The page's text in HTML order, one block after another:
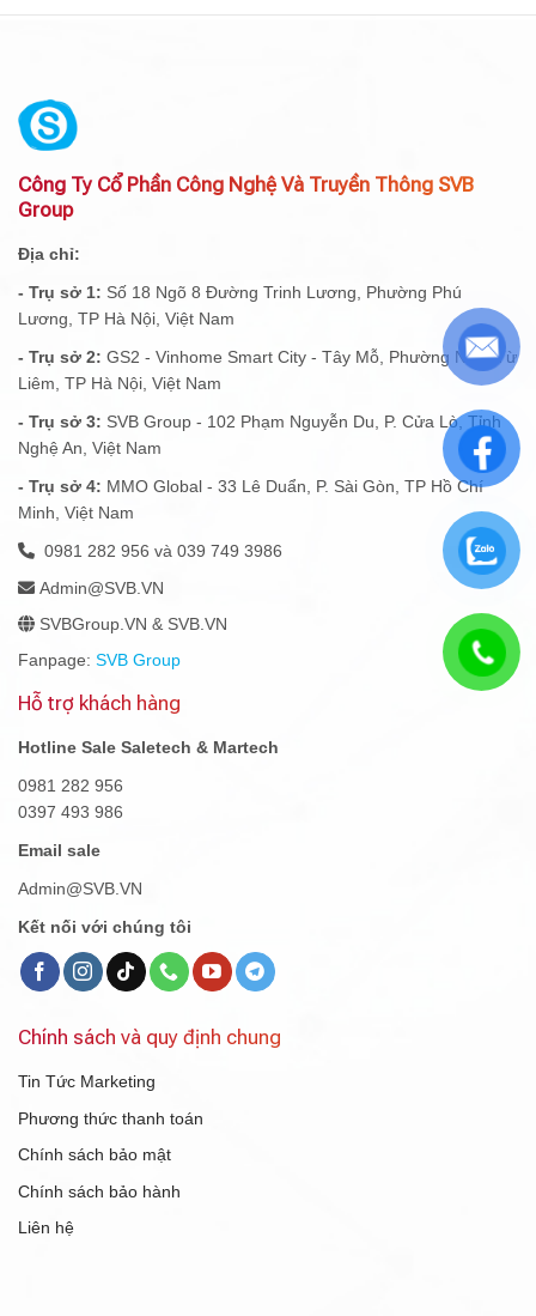
Công Ty Cổ Phần Công Nghệ Và Truyền Thông SVB
Group
Địa chỉ:
- Trụ sở 1: Số 18 Ngõ 8 Đường Trinh Lương, Phường Phú
Lương, TP Hà Nội, Việt Nam
- Trụ sở 2: GS2 - Vinhome Smart City - Tây Mỗ, Phường Nam Từ
Liêm, TP Hà Nội, Việt Nam
- Trụ sở 3: SVB Group - 102 Phạm Nguyễn Du, P. Cửa Lò, Tỉnh
Nghệ An, Việt Nam
- Trụ sở 4: MMO Global - 33 Lê Duẩn, P. Sài Gòn, TP Hồ Chí
Minh, Việt Nam
0981 282 956 và 039 749 3986
Admin@SVB.VN
SVBGroup.VN & SVB.VN
Fanpage: SVB Group
Hỗ trợ khách hàng
Hotline Sale Saletech & Martech
0981 282 956
0397 493 986
Email sale
Admin@SVB.VN
Kết nối với chúng tôi
Chính sách và quy định chung
Tin Tức Marketing
Phương thức thanh toán
Chính sách bảo mật
Chính sách bảo hành
Liên hệ